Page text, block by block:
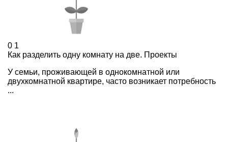
0 1
Как разделить одну комнату на две. Проекты
У семьи, проживающей в однокомнатной или
двухкомнатной квартире, часто возникает потребность
...